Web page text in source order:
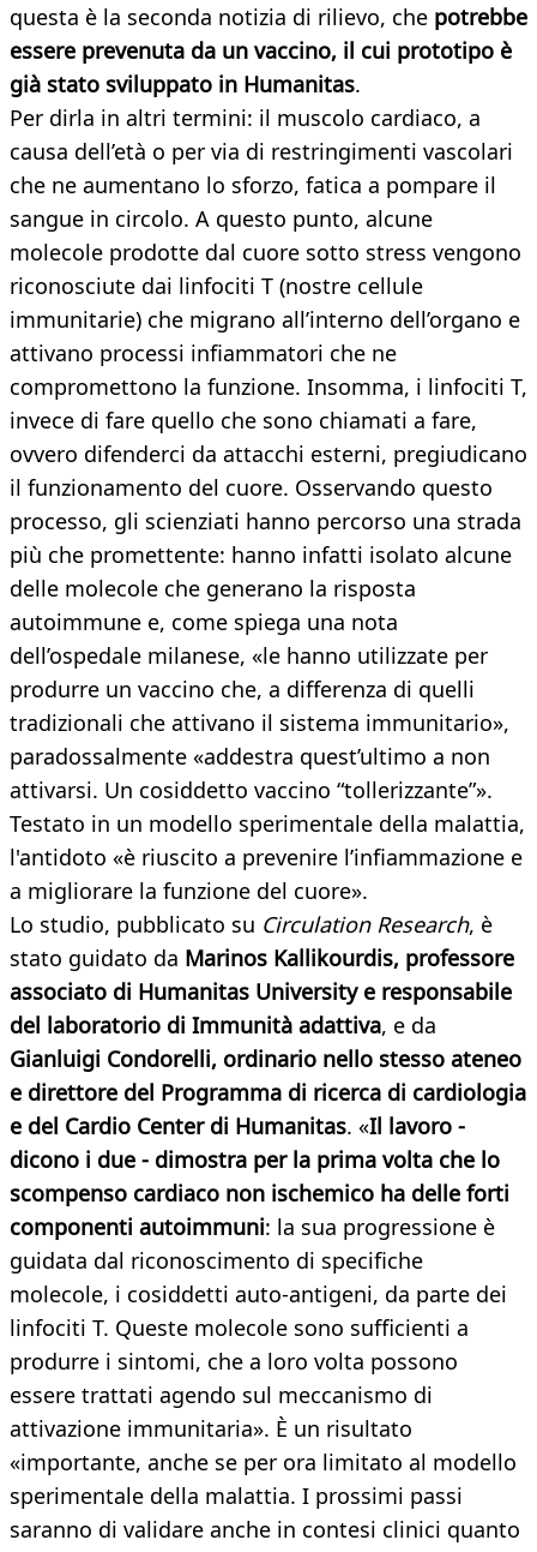
questa è la seconda notizia di rilievo, che potrebbe
essere prevenuta da un vaccino, il cui prototipo è
già stato sviluppato in Humanitas.
Per dirla in altri termini: il muscolo cardiaco, a
causa dell’età o per via di restringimenti vascolari
che ne aumentano lo sforzo, fatica a pompare il
sangue in circolo. A questo punto, alcune
molecole prodotte dal cuore sotto stress vengono
riconosciute dai linfociti T (nostre cellule
immunitarie) che migrano all’interno dell’organo e
attivano processi infiammatori che ne
compromettono la funzione. Insomma, i linfociti T,
invece di fare quello che sono chiamati a fare,
ovvero difenderci da attacchi esterni, pregiudicano
il funzionamento del cuore. Osservando questo
processo, gli scienziati hanno percorso una strada
più che promettente: hanno infatti isolato alcune
delle molecole che generano la risposta
autoimmune e, come spiega una nota
dell’ospedale milanese, «le hanno utilizzate per
produrre un vaccino che, a differenza di quelli
tradizionali che attivano il sistema immunitario»,
paradossalmente «addestra quest’ultimo a non
attivarsi. Un cosiddetto vaccino “tollerizzante”».
Testato in un modello sperimentale della malattia,
l'antidoto «è riuscito a prevenire l’infiammazione e
a migliorare la funzione del cuore».
Lo studio, pubblicato su Circulation Research, è
stato guidato da Marinos Kallikourdis, professore
associato di Humanitas University e responsabile
del laboratorio di Immunità adattiva, e da
Gianluigi Condorelli, ordinario nello stesso ateneo
e direttore del Programma di ricerca di cardiologia
e del Cardio Center di Humanitas. «Il lavoro -
dicono i due - dimostra per la prima volta che lo
scompenso cardiaco non ischemico ha delle forti
componenti autoimmuni: la sua progressione è
guidata dal riconoscimento di specifiche
molecole, i cosiddetti auto-antigeni, da parte dei
linfociti T. Queste molecole sono sufficienti a
produrre i sintomi, che a loro volta possono
essere trattati agendo sul meccanismo di
attivazione immunitaria». È un risultato
«importante, anche se per ora limitato al modello
sperimentale della malattia. I prossimi passi
saranno di validare anche in contesi clinici quanto